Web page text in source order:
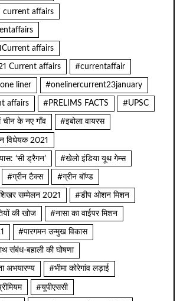
current affairs
affairs
Current affairs #currentaffair
liner #onelinercurrent23january
affairs #PRELIMS FACTS #UPSC
के नए गाँव #इबोला वायरस
विधेयक 2021
‘सी ड्रैगन’ #खेलो इंडिया यूथ गेम्स
#ग्रीन टैक्स #ग्रीन बॉण्ड
सम्मेलन 2021 #डीप ओशन मिशन
की खोज #नासा का वाईपर मिशन
#पारगमन उन्मुख विकास
संबंध-बहाली की घोषणा
अभयारण्य #भीमा कोरेगांव लड़ाई
#यूपीएससी